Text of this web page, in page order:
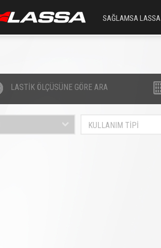
SAĞLAMSA LASSA
LASTİK ÖLÇÜSÜNE GÖRE ARA
KULLANIM TİPİ